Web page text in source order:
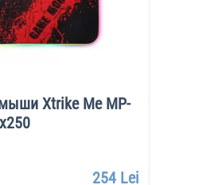
Xtrike Me MP-
254 Lei